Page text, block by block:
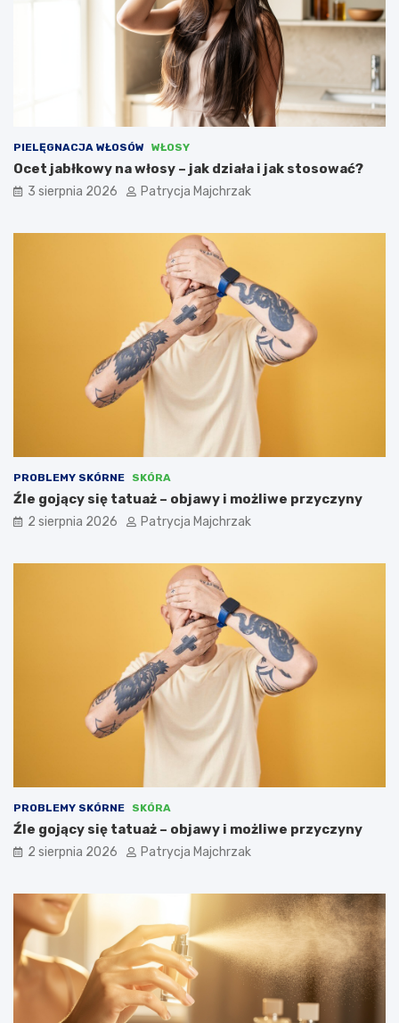
PIELĘGNACJA WŁOSÓW WŁOSY
Ocet jabłkowy na włosy – jak działa i jak stosować?
3 sierpnia 2026 Patrycja Majchrzak
PROBLEMY SKÓRNE SKÓRA
Źle gojący się tatuaż – objawy i możliwe przyczyny
2 sierpnia 2026 Patrycja Majchrzak
PROBLEMY SKÓRNE SKÓRA
Źle gojący się tatuaż – objawy i możliwe przyczyny
2 sierpnia 2026 Patrycja Majchrzak